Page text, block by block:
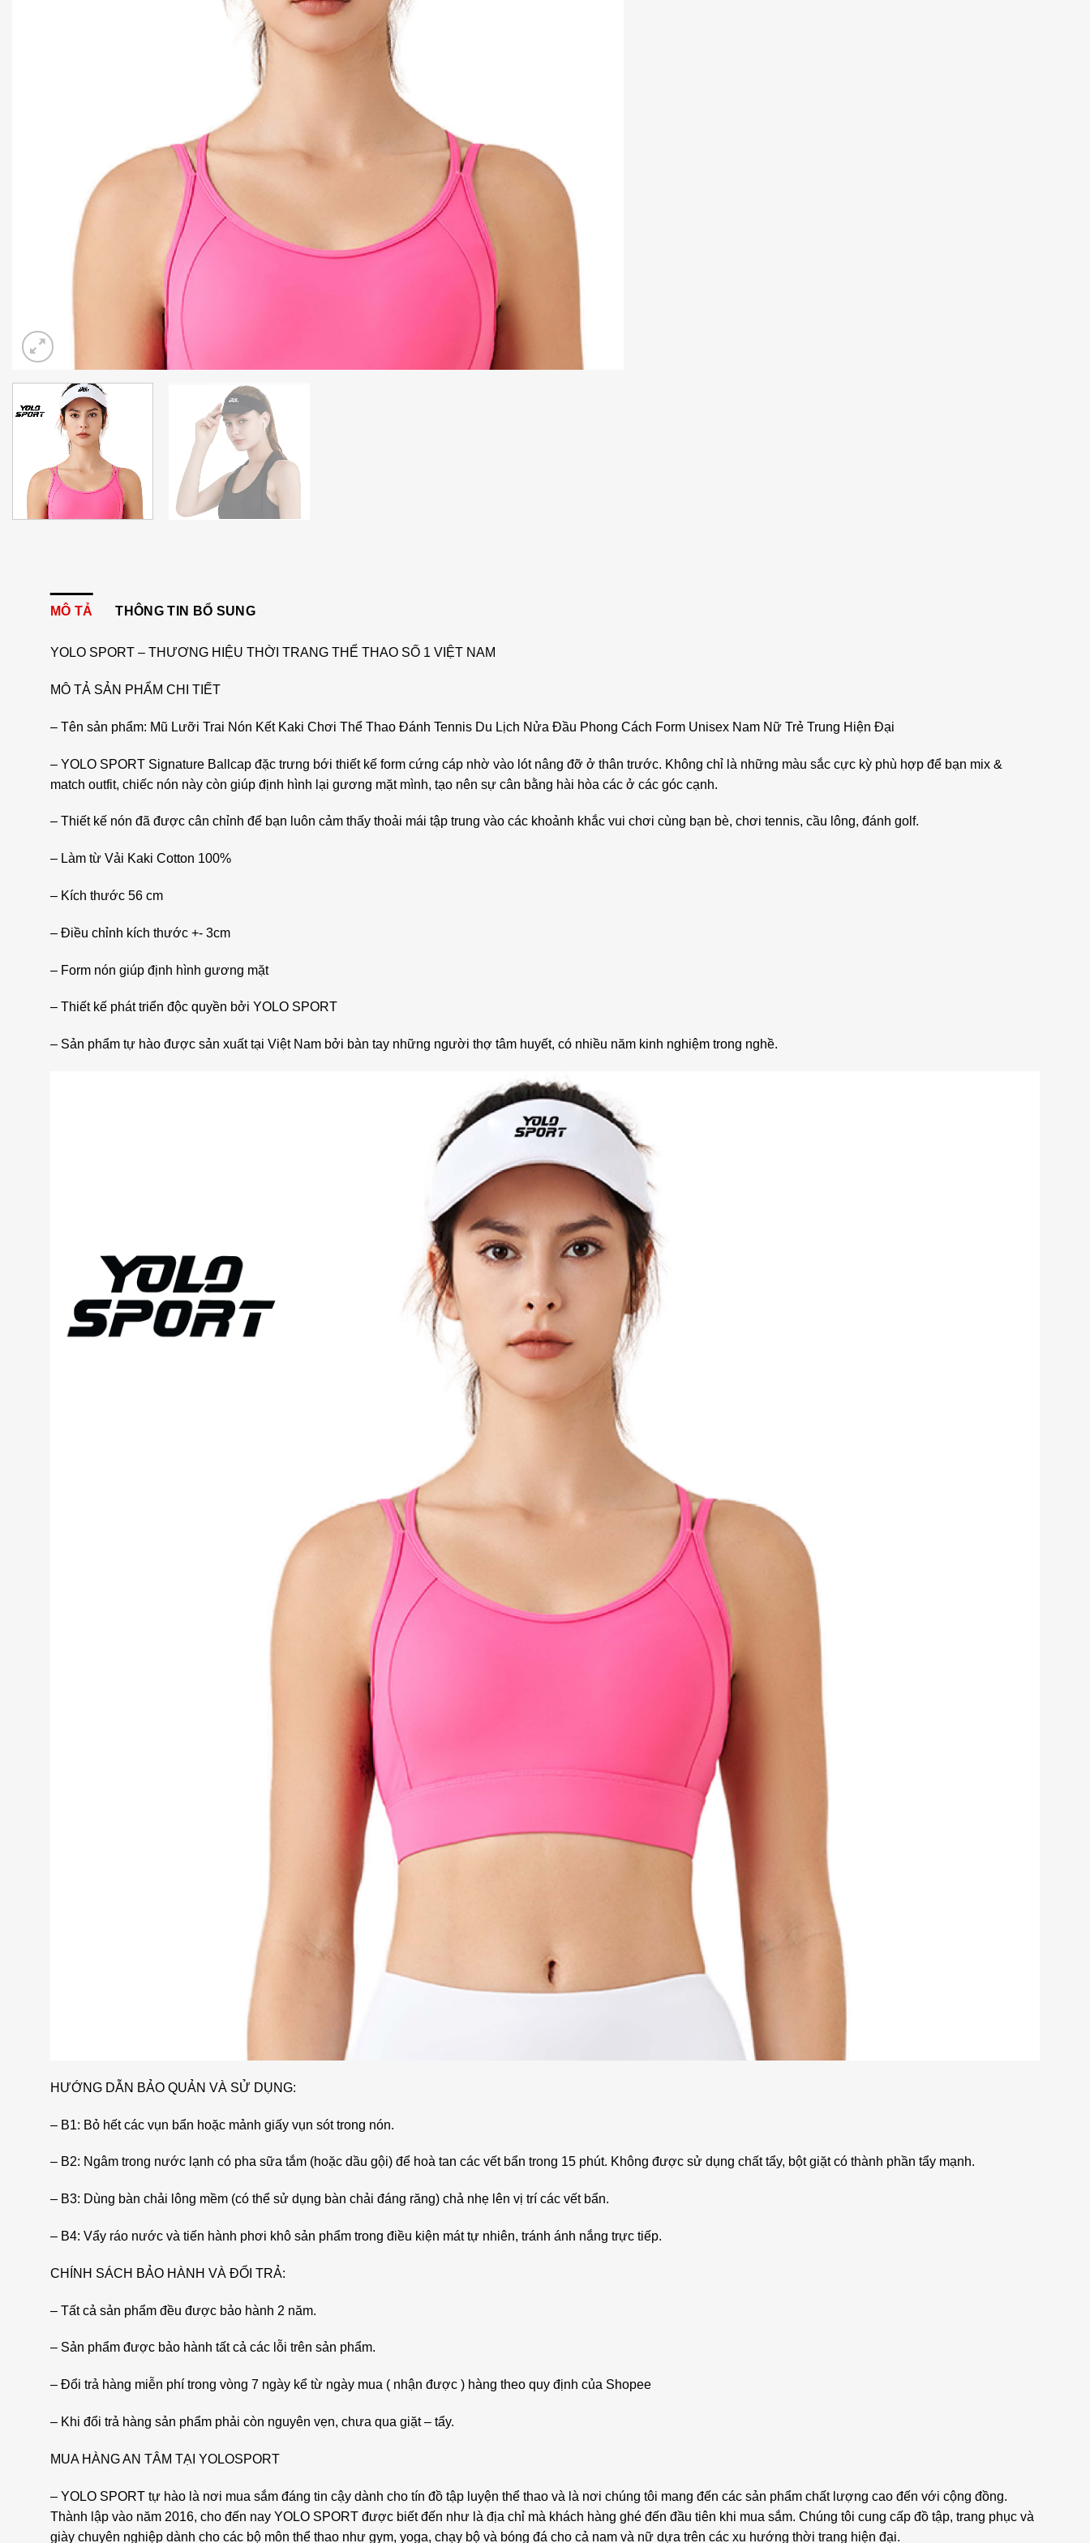
MÔ TẢ THÔNG TIN BỔ SUNG
YOLO SPORT – THƯƠNG HIỆU THỜI TRANG THỂ THAO SỐ 1 VIỆT NAM
MÔ TẢ SẢN PHẨM CHI TIẾT
– Tên sản phẩm: Mũ Lưỡi Trai Nón Kết Kaki Chơi Thể Thao Đánh Tennis Du Lịch Nửa Đầu Phong Cách Form Unisex Nam Nữ Trẻ Trung Hiện Đại
– YOLO SPORT Signature Ballcap đặc trưng bới thiết kế form cứng cáp nhờ vào lót nâng đỡ ở thân trước. Không chỉ là những màu sắc cực kỳ phù hợp để bạn mix &
match outfit, chiếc nón này còn giúp định hình lại gương mặt mình, tạo nên sự cân bằng hài hòa các ở các góc cạnh.
– Thiết kế nón đã được cân chỉnh để bạn luôn cảm thấy thoải mái tập trung vào các khoảnh khắc vui chơi cùng bạn bè, chơi tennis, cầu lông, đánh golf.
– Làm từ Vải Kaki Cotton 100%
– Kích thước 56 cm
– Điều chỉnh kích thước +- 3cm
– Form nón giúp định hình gương mặt
– Thiết kế phát triển độc quyền bởi YOLO SPORT
– Sản phẩm tự hào được sản xuất tại Việt Nam bởi bàn tay những người thợ tâm huyết, có nhiều năm kinh nghiệm trong nghề.
HƯỚNG DẪN BẢO QUẢN VÀ SỬ DỤNG:
– B1: Bỏ hết các vụn bẩn hoặc mảnh giấy vụn sót trong nón.
– B2: Ngâm trong nước lạnh có pha sữa tắm (hoặc dầu gội) để hoà tan các vết bẩn trong 15 phút. Không được sử dụng chất tẩy, bột giặt có thành phần tẩy mạnh.
– B3: Dùng bàn chải lông mềm (có thể sử dụng bàn chải đáng răng) chả nhẹ lên vị trí các vết bẩn.
– B4: Vẩy ráo nước và tiến hành phơi khô sản phẩm trong điều kiện mát tự nhiên, tránh ánh nắng trực tiếp.
CHÍNH SÁCH BẢO HÀNH VÀ ĐỔI TRẢ:
– Tất cả sản phẩm đều được bảo hành 2 năm.
– Sản phẩm được bảo hành tất cả các lỗi trên sản phẩm.
– Đổi trả hàng miễn phí trong vòng 7 ngày kể từ ngày mua ( nhận được ) hàng theo quy định của Shopee
– Khi đổi trả hàng sản phẩm phải còn nguyên vẹn, chưa qua giặt – tẩy.
MUA HÀNG AN TÂM TẠI YOLOSPORT
– YOLO SPORT tự hào là nơi mua sắm đáng tin cậy dành cho tín đồ tập luyện thể thao và là nơi chúng tôi mang đến các sản phẩm chất lượng cao đến với cộng đồng.
Thành lập vào năm 2016, cho đến nay YOLO SPORT được biết đến như là địa chỉ mà khách hàng ghé đến đầu tiên khi mua sắm. Chúng tôi cung cấp đồ tập, trang phục và
giày chuyên nghiệp dành cho các bộ môn thể thao như gym, yoga, chạy bộ và bóng đá cho cả nam và nữ dựa trên các xu hướng thời trang hiện đại.